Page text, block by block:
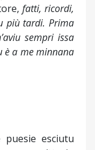
fatti, ricordi,
più tardi. Prima
sempri issa
è a me minnana
esciutu